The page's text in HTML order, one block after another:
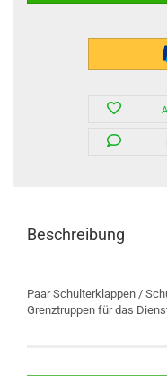
Beschreibung
Paar Schulterklappen /
Grenztruppen für das